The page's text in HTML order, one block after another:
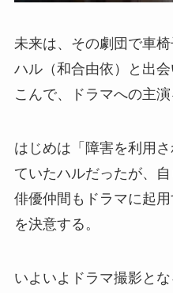
未来は、その劇団で車
ハル（和合由依）と出
こんで、ドラマへの主演
はじめは「障害を利用
ていたハルだったが、
俳優仲間もドラマに起
を決意する。
いよいよドラマ撮影と